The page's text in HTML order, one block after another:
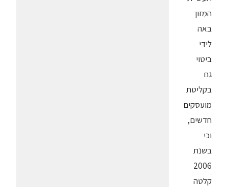
המזון
באה
לידי
ביטוי
גם
בקליטת
מועסקים
חדשים,
וכי
בשנת
2006
קלטה